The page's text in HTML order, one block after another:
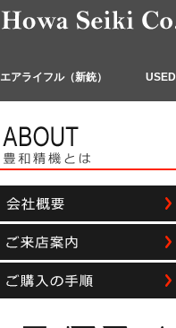
エアライフル（新銃） USED